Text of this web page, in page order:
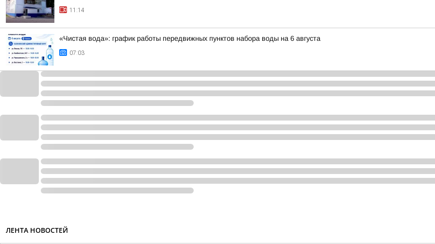
11:14
«Чистая вода»: график работы передвижных пунктов набора воды на 6 августа
07:03
ЛЕНТА НОВОСТЕЙ